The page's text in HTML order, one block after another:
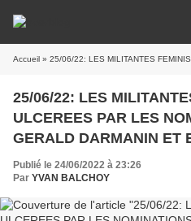
Accueil » 25/06/22: LES MILITANTES FEMINISTES ULCEREES PAR LES NOMINATIONS DE
25/06/22: LES
ULCEREES PAR LES
GERALD DARMANIN ET
MORETTI- (LE MONDE)
Publié le 24/06/2022 à 23:26
Par YVAN BALCHOY